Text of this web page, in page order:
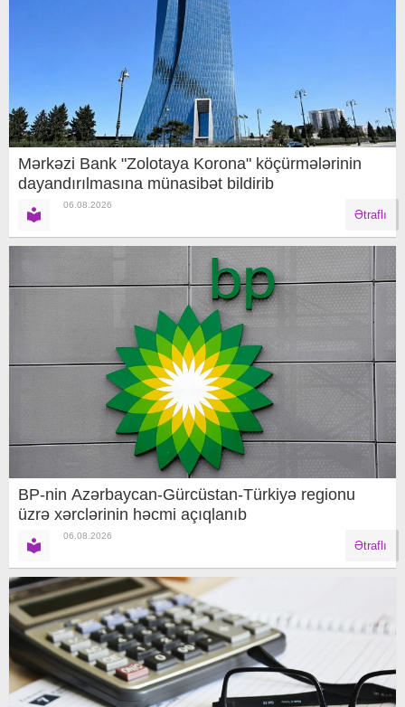
Mərkəzi Bank "Zolotaya Korona" köçürmələrinin
dayandırılmasına münasibət bildirib
06.08.2026
Ətraflı
BP-nin Azərbaycan-Gürcüstan-Türkiyə regionu
üzrə xərclərinin həcmi açıqlanıb
06.08.2026
Ətraflı